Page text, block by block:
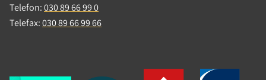
Der Markt erholt sich von Corona, aber mit dem
Ukraine-Krieg, der Rohstoffkrise und
Telefon:030 89 66 99 0
Telefax:030 89 66 99 66